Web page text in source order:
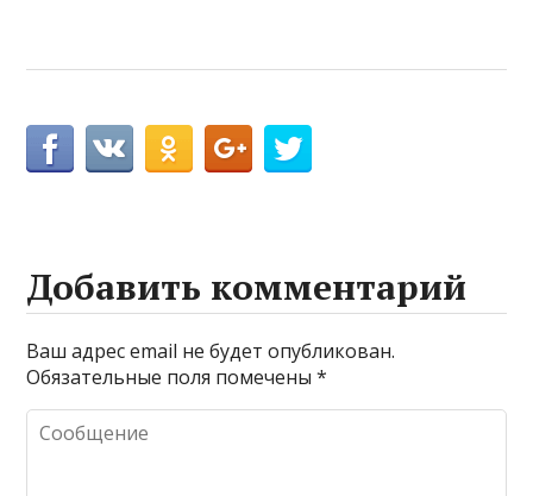
Добавить комментарий
Ваш адрес email не будет опубликован.
Обязательные поля помечены*